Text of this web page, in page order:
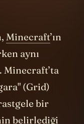
Minecraft’ın
aynı
Minecraft’ta
(Grid)
bir
belirlediği